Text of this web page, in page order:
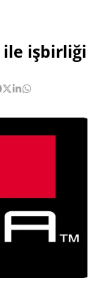
ile işbirliği